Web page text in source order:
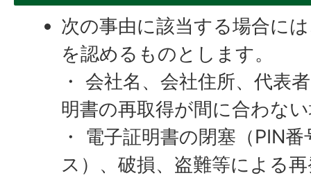
次の事由に該当する場合に
を認めるものとします。
・ 会社名、会社住所、代表
明書の再取得が間に合わな
・ 電子証明書の閉塞（PIN
ス）、破損、盗難等による